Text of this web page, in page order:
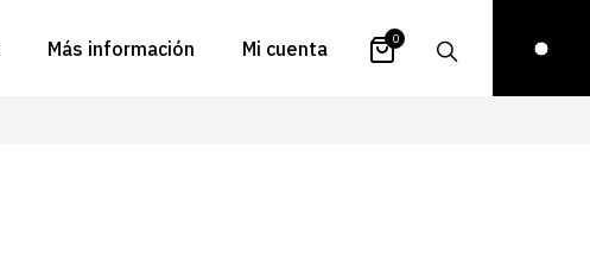
Más información Mi cuenta 0